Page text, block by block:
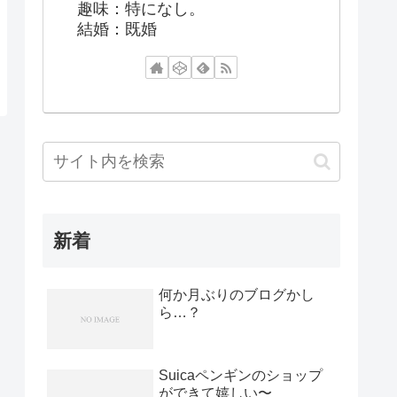
趣味：特になし。
結婚：既婚
新着
何か月ぶりのブログかし
ら…？
Suicaペンギンのショップ
ができて嬉しい〜